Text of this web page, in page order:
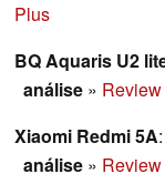
Plus
BQ Aquaris U2
análise »
Xiaomi Redmi 5A
análise »